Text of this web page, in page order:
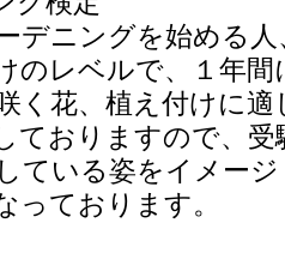
デニングを始める
のレベルで、１年
く花、植え付けに
ておりますので、
ている姿をイメー
っております。